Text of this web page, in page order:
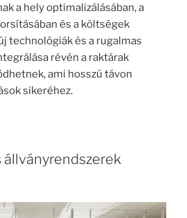
a hely optimalizálásában, a
és a költségek
technológiák és a rugalmas
révén a raktárak
ami hosszú távon
sikeréhez.
állványrendszerek